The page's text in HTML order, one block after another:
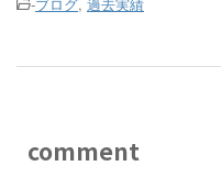
-ブログ, 過去実績
comment